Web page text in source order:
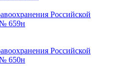
Российской
659н
Российской
650н